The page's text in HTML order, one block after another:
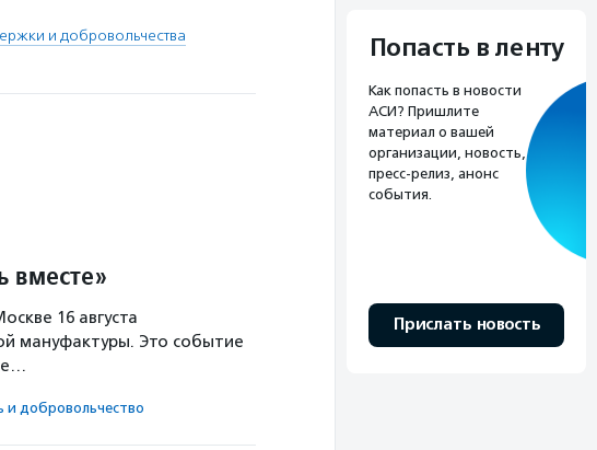
и добровольчества
вместе»
16 августа
мануфактуры. Это событие
и доброволь­чест­во
Попасть в ленту
Как попасть в новости
АСИ? Пришлите
материал о вашей
организации, новость,
пресс-релиз, анонс
события.
Прислать новость